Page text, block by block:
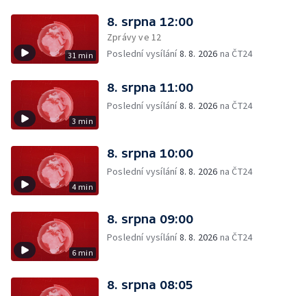
31 min
8. srpna 12:00
Zprávy ve 12
Poslední vysílání8. 8. 2026 na ČT24
3 min
8. srpna 11:00
Poslední vysílání8. 8. 2026 na ČT24
4 min
8. srpna 10:00
Poslední vysílání8. 8. 2026 na ČT24
6 min
8. srpna 09:00
Poslední vysílání8. 8. 2026 na ČT24
8. srpna 08:05